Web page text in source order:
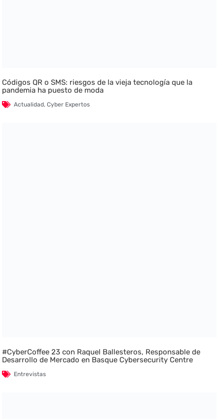
Códigos QR o SMS: riesgos de la vieja tecnología que la
pandemia ha puesto de moda
Actualidad,Cyber Expertos
#CyberCoffee 23 con Raquel Ballesteros, Responsable de
Desarrollo de Mercado en Basque Cybersecurity Centre
Entrevistas